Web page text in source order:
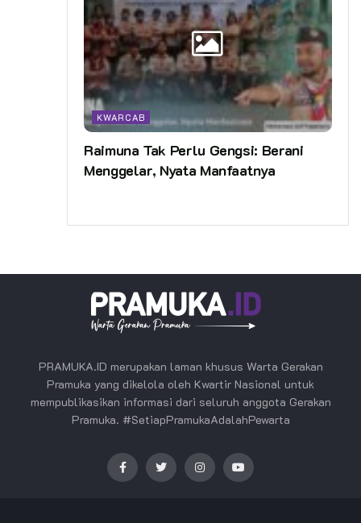
KWARCAB
Raimuna Tak Perlu Gengsi: Berani
Menggelar, Nyata Manfaatnya
PRAMUKA.ID merupakan laman khusus Warta Gerakan
Pramuka yang dikelola oleh Kwartir Nasional untuk
mempublikasikan informasi dari seluruh anggota Gerakan
Pramuka. #SetiapPramukaAdalahPewarta